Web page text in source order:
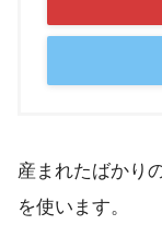
産まれたばかり
を使います。